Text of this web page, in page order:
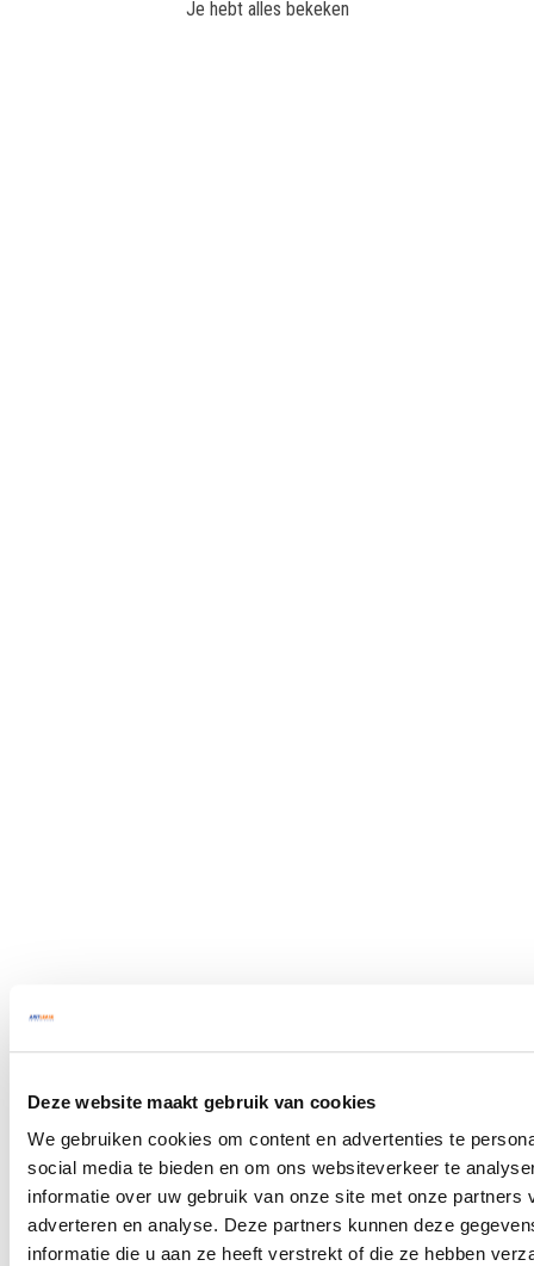
Deze website maakt gebruik van cookies
We gebruiken cookies om content en advertenties te
social media te bieden en om ons websiteverkeer te
informatie over uw gebruik van onze site met onze partners
adverteren en analyse. Deze partners kunnen deze
informatie die u aan ze heeft verstrekt of die ze hebben
Je hebt alles bekeken